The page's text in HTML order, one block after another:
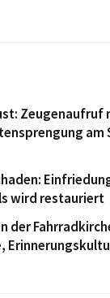
Zeugenaufruf
am
wird restauriert
der